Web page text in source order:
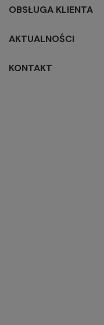
OBSŁUGA KLIENTA
AKTUALNOŚCI
KONTAKT